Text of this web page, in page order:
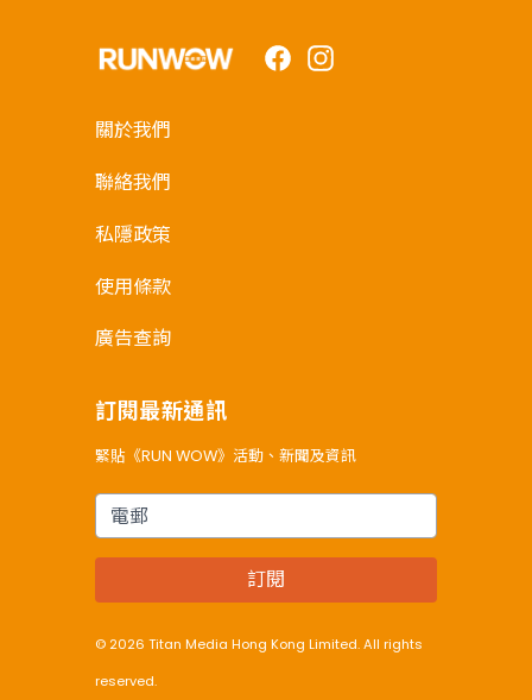
FacebookInstagram
關於我們
聯絡我們
私隱政策
使用條款
廣告查詢
訂閱最新通訊
緊貼《RUN WOW》活動、新聞及資訊
電郵
訂閱
© 2026 Titan Media Hong Kong Limited. All rights
reserved.